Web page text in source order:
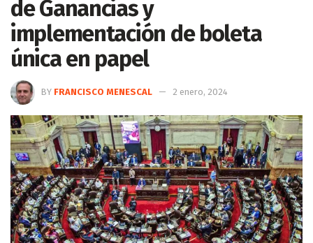
de Ganancias y
implementación de boleta
única en papel
BY FRANCISCO MENESCAL 2 enero, 2024